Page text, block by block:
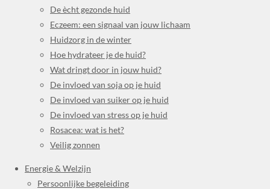
De ècht gezonde huid
Eczeem: een signaal van jouw lichaam
Huidzorg in de winter
Hoe hydrateer je de huid?
Wat dringt door in jouw huid?
De invloed van soja op je huid
De invloed van suiker op je huid
De invloed van stress op je huid
Rosacea: wat is het?
Veilig zonnen
Energie & Welzijn
Persoonlijke begeleiding